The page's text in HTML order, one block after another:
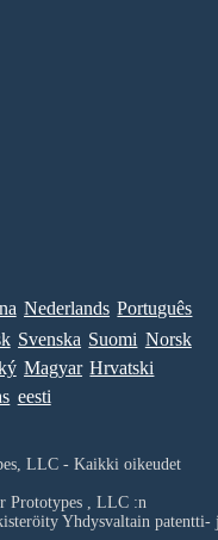
Nederlands Português
Svenska Suomi Norsk
Magyar Hrvatski
eesti
LLC - Kaikki oikeudet
Prototypes , LLC:n
Yhdysvaltain patentti-